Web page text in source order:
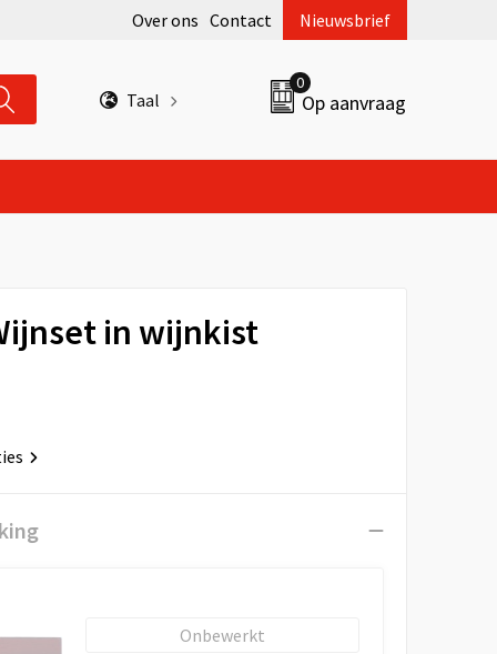
Over ons Contact Nieuwsbrief
Taal
0
Op aanvraag
in wijnkist
Onbewerkt